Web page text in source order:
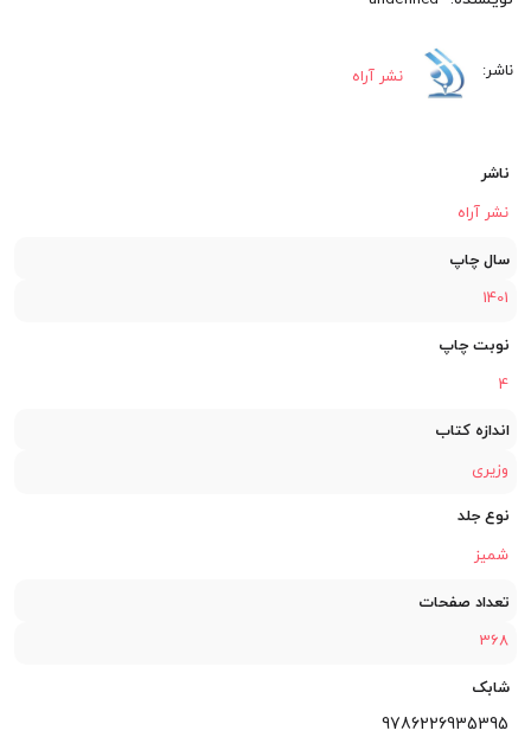
نشر آراه
ناشر
نشر آراه
سال چاپ
1401
نوبت چاپ
4
اندازه کتاب
وزیری
نوع جلد
شمیز
تعداد صفحات
368
شابک
9786226935395